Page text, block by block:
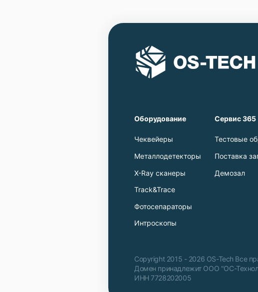
Оборудование
Чеквейеры
Металлодетекторы
X-Ray сканеры
Track&Trace
Фотосепараторы
Интроскопы
Сервис 365
Тестовые
Поставка
Демозал
Copyright 2015 - 2026 OS-Tech Все
Домен принадлежит ООО "ОС-
ИНН 7728202005